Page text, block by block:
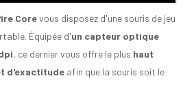
Corevous disposez d'une souris de jeu
Équipée d'un capteur optique
, ce dernier vous offre le plus haut
d'exactitude afin que la souris soit le